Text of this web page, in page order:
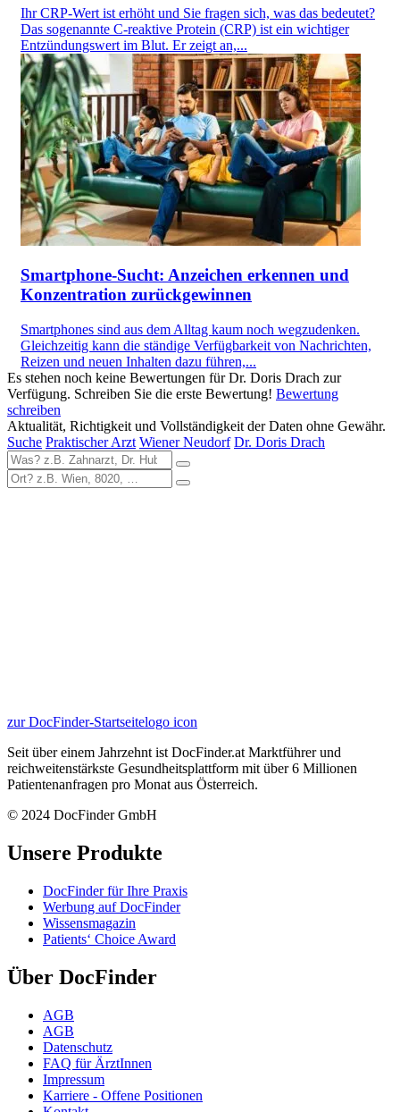
Ihr CRP-Wert ist erhöht und Sie fragen sich, was das bedeutet?
Das sogenannte C-reaktive Protein (CRP) ist ein wichtiger
Entzündungswert im Blut. Er zeigt an,...
Smartphone-Sucht: Anzeichen erkennen und
Konzentration zurückgewinnen
Smartphones sind aus dem Alltag kaum noch wegzudenken.
Gleichzeitig kann die ständige Verfügbarkeit von Nachrichten,
Reizen und neuen Inhalten dazu führen,...
Es stehen noch keine Bewertungen für Dr. Doris Drach zur
Verfügung. Schreiben Sie die erste Bewertung! Bewertung
schreiben
Aktualität, Richtigkeit und Vollständigkeit der Daten ohne Gewähr.
Suche Praktischer Arzt Wiener Neudorf Dr. Doris Drach
zur DocFinder-Startseitelogo icon
Seit über einem Jahrzehnt ist DocFinder.at Marktführer und
reichweitenstärkste Gesundheitsplattform mit über 6 Millionen
Patientenanfragen pro Monat aus Österreich.
© 2024 DocFinder GmbH
Unsere Produkte
DocFinder für Ihre Praxis
Werbung auf DocFinder
Wissensmagazin
Patients‘ Choice Award
Über DocFinder
AGB
AGB
Datenschutz
FAQ für ÄrztInnen
Impressum
Karriere - Offene Positionen